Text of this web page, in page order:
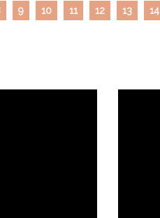
9 10 11 12 13 14